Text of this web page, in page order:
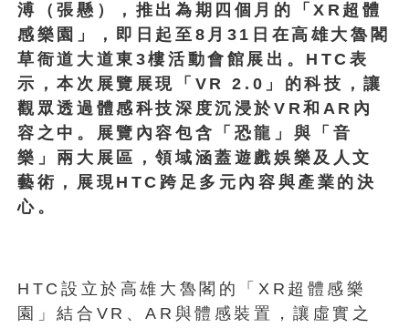
溥（張懸），推出為期四個月的「XR超體
感樂園」，即日起至8月31日在高雄大魯閣
草衙道大道東3樓活動會館展出。HTC表
示，本次展覽展現「VR 2.0」的科技，讓
觀眾透過體感科技深度沉浸於VR和AR內
容之中。展覽內容包含「恐龍」與「音
樂」兩大展區，領域涵蓋遊戲娛樂及人文
藝術，展現HTC跨足多元內容與產業的決
心。
HTC設立於高雄大魯閣的「XR超體感樂
園」結合VR、AR與體感裝置，讓虛實之